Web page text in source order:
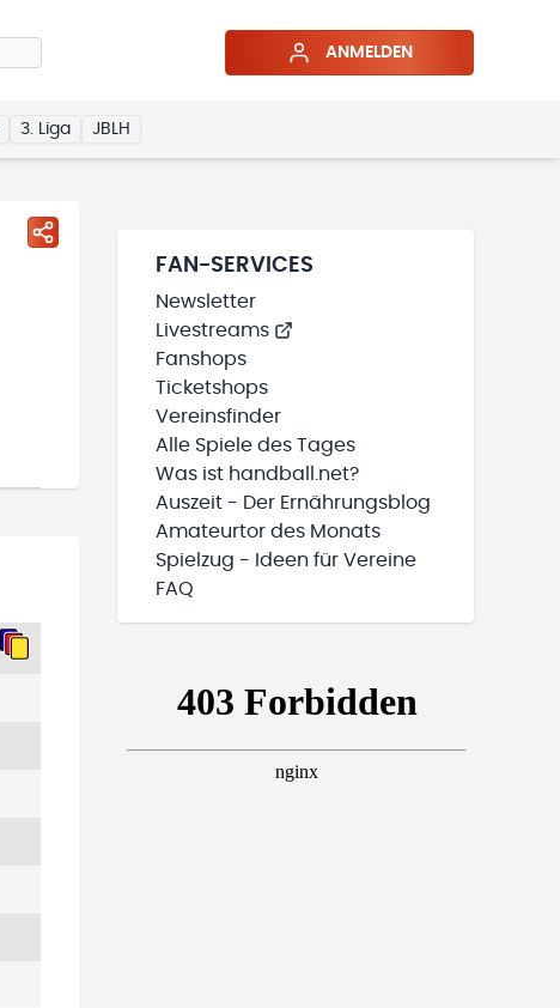
ANMELDEN
3. Liga JBLH
FAN-SERVICES
Newsletter
Livestreams
Fanshops
Ticketshops
Vereinsfinder
Alle Spiele des Tages
Was ist handball.net?
Auszeit - Der Ernährungsblog
Amateurtor des Monats
Spielzug - Ideen für Vereine
FAQ